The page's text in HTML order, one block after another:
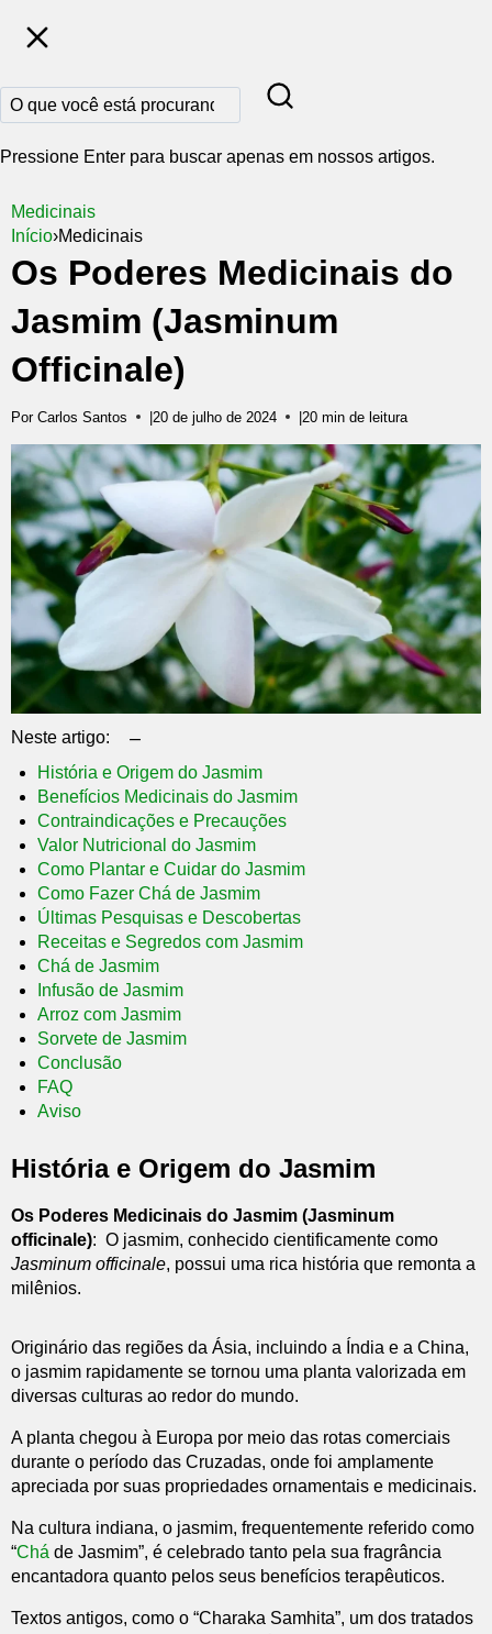
Pular
para
conteúdo
principal
Pressione Enter para buscar apenas em nossos artigos.
Medicinais
Início›Medicinais
Os Poderes Medicinais do
Jasmim (Jasminum
Officinale)
Por Carlos Santos |20 de julho de 2024 |20 min de leitura
Neste artigo: –
História e Origem do Jasmim
Benefícios Medicinais do Jasmim
Contraindicações e Precauções
Valor Nutricional do Jasmim
Como Plantar e Cuidar do Jasmim
Como Fazer Chá de Jasmim
Últimas Pesquisas e Descobertas
Receitas e Segredos com Jasmim
Chá de Jasmim
Infusão de Jasmim
Arroz com Jasmim
Sorvete de Jasmim
Conclusão
FAQ
Aviso
História e Origem do Jasmim
Os Poderes Medicinais do Jasmim (Jasminum
officinale): O jasmim, conhecido cientificamente como
Jasminum officinale, possui uma rica história que remonta a
milênios.
Originário das regiões da Ásia, incluindo a Índia e a China,
o jasmim rapidamente se tornou uma planta valorizada em
diversas culturas ao redor do mundo.
A planta chegou à Europa por meio das rotas comerciais
durante o período das Cruzadas, onde foi amplamente
apreciada por suas propriedades ornamentais e medicinais.
Na cultura indiana, o jasmim, frequentemente referido como
“Chá de Jasmim”, é celebrado tanto pela sua fragrância
encantadora quanto pelos seus benefícios terapêuticos.
Textos antigos, como o “Charaka Samhita”, um dos tratados